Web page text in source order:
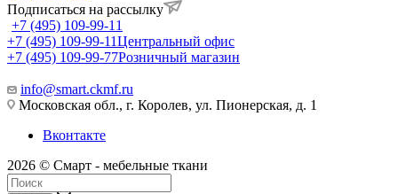
Подписаться на рассылку
+7 (495) 109-99-11
+7 (495) 109-99-11Центральный офис
+7 (495) 109-99-77Розничный магазин
info@smart.ckmf.ru
Московская обл., г. Королев, ул. Пионерская, д. 1
Вконтакте
2026 © Смарт - мебельные ткани